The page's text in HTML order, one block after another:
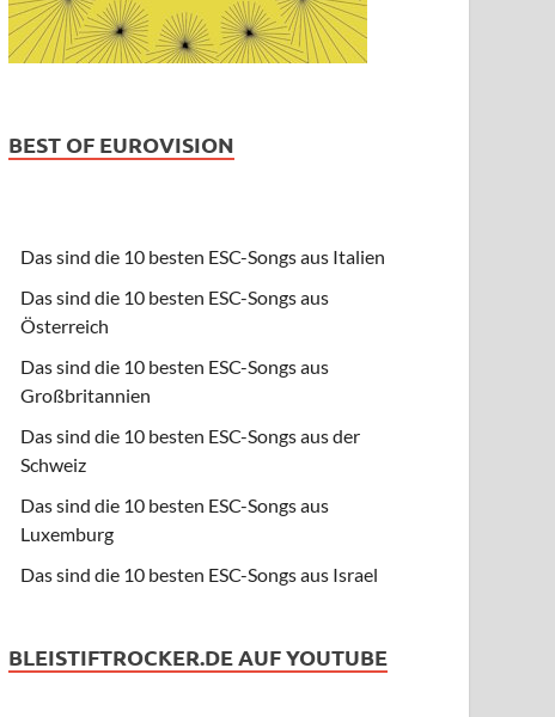
BEST OF EUROVISION
Das sind die 10 besten ESC-Songs aus Italien
Das sind die 10 besten ESC-Songs aus
Österreich
Das sind die 10 besten ESC-Songs aus
Großbritannien
Das sind die 10 besten ESC-Songs aus der
Schweiz
Das sind die 10 besten ESC-Songs aus
Luxemburg
Das sind die 10 besten ESC-Songs aus Israel
BLEISTIFTROCKER.DE AUF YOUTUBE